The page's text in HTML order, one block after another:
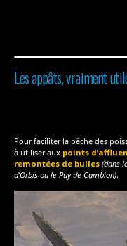
Les appâts, vraiment
Pour faciliter la pêche des
à utiliser aux points
remontées de bulles (dans
d’Orbis ou le Puy de Cambion).